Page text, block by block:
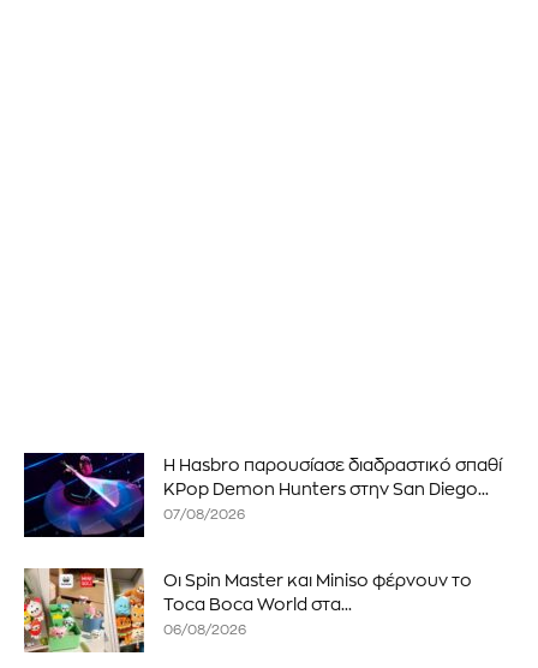
Η Hasbro παρουσίασε διαδραστικό σπαθί
KPop Demon Hunters στην San Diego...
07/08/2026
Οι Spin Master και Miniso φέρνουν το
Toca Boca World στα...
06/08/2026